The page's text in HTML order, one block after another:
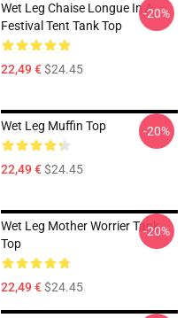
Wet Leg Chaise Longue In A
Festival Tent Tank Top
22,49 €$24.45
-20%
Wet Leg Muffin Top
22,49 €$24.45
-20%
Wet Leg Mother Worrier Tank
Top
22,49 €$24.45
-20%